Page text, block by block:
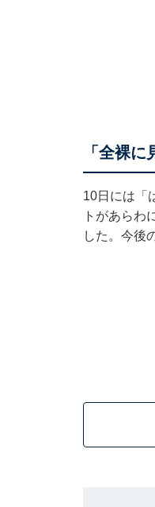
「全裸に
10日には「
トがあらわ
した。今後